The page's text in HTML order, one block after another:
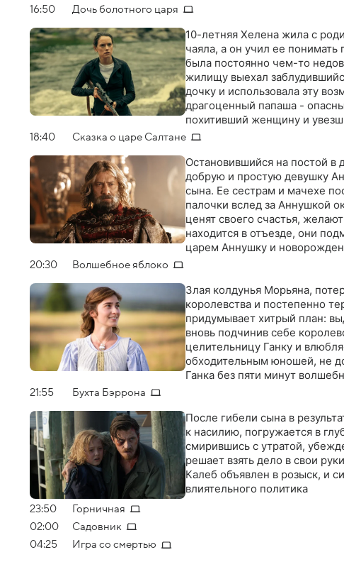
16:50 Дочь болотного царя
10-летняя Хелена жила с
чаяла, а он учил ее понимать
была постоянно чем-то
жилищу выехал
дочку и использовала эту
драгоценный папаша -
похитивший женщину и
жила в неволе. Прошло 20
дочь печально известного
секрет и применить
когда ее отец сбегает из
18:40 Сказка о царе Салтане
Остановившийся на постой
добрую и простую девушку
сына. Ее сестрам и мачехе
палочки вслед за Аннушкой
ценят своего счастья,
находится в отъезде, они
царем Аннушку и
своего возвращения,
царицу с сыном
20:30 Волшебное яблоко
Злая колдунья Морьяна,
королевства и постепенно
придумывает хитрый план:
вновь подчинив себе
целительницу Ганку и
обходительным юношей, не
Ганка без пяти минут
одурманенный заклятьем,
бороться за свою любовь
21:55 Бухта Бэррона
После гибели сына в
к насилию, погружается в
смирившись с утратой,
решает взять дело в свои
Калеб объявлен в розыск, и
влиятельного политика
23:50
Горничная
02:00
Садовник
04:25
Игра со смертью